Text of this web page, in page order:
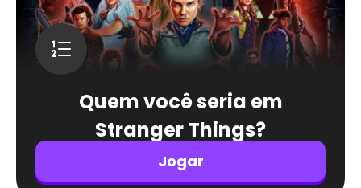
Quem você seria em
Stranger Things?
Jogar